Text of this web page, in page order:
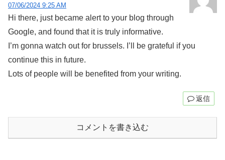
07/06/2024 9:25 AM
Hi there, just became alert to your blog through
Google, and found that it is truly informative.
I’m gonna watch out for brussels. I’ll be grateful if you
continue this in future.
Lots of people will be benefited from your writing.
返信
コメントを書き込む